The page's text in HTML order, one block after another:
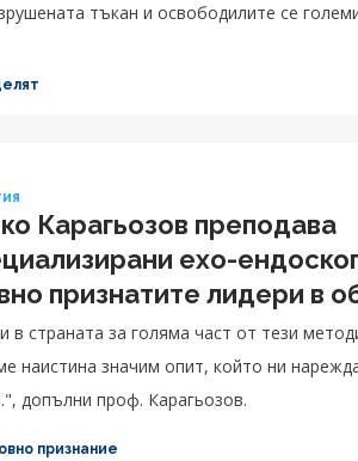
тъкан и освободилите се
Карагьозов преподава
ехо-
признатите лидери в
в страната за голяма част от тези
наистина значим опит, който ни
допълни проф. Карагьозов.
признание